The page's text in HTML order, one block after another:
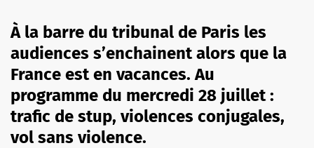
À la barre du tribunal de Paris les
audiences s’enchainent alors que la
France est en vacances. Au
programme du mercredi 28 juillet :
trafic de stup, violences conjugales,
vol sans violence.